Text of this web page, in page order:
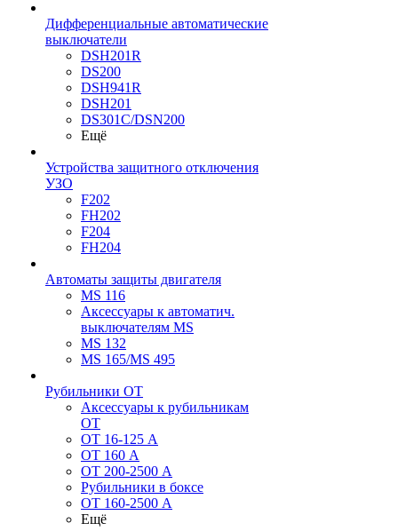
Дифференциальные автоматические
выключатели
DSH201R
DS200
DSH941R
DSH201
DS301C/DSN200
Ещё
Устройства защитного отключения
УЗО
F202
FH202
F204
FH204
Автоматы защиты двигателя
MS 116
Аксессуары к автоматич.
выключателям MS
MS 132
MS 165/MS 495
Рубильники ОТ
Аксессуары к рубильникам
OT
OT 16-125 А
OT 160 А
OT 200-2500 А
Рубильники в боксе
OT 160-2500 А
Ещё